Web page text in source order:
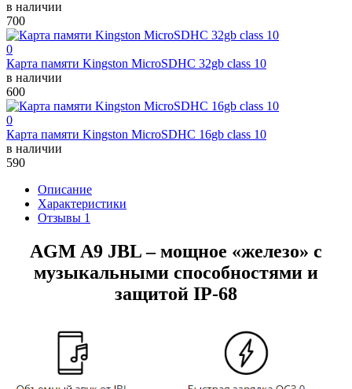
в наличии
700
0
Карта памяти Kingston MicroSDHC 32gb class 10
в наличии
600
0
Карта памяти Kingston MicroSDHC 16gb class 10
в наличии
590
Описание
Характеристики
Отзывы 1
AGM A9 JBL – мощное «железо» с
музыкальными способностями и
защитой IP-68